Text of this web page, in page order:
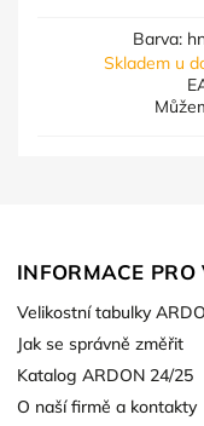
Barva:
Skladem u
INFORMACE PRO
Velikostní tabulky
Jak se správně změřit
Katalog ARDON 24/25
O naší firmě a kontakty